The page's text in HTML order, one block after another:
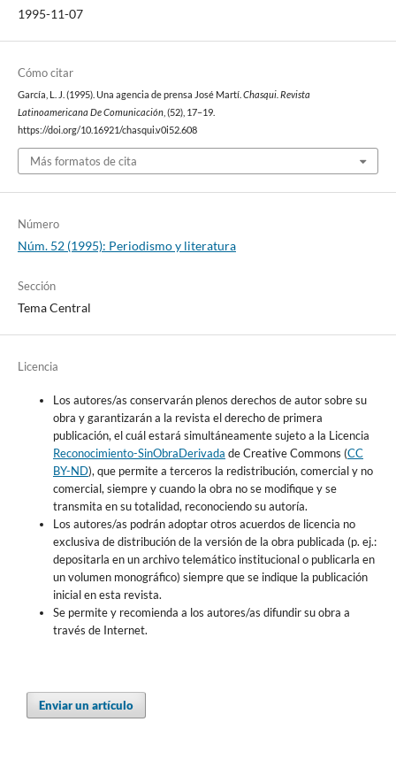
1995-11-07
Cómo citar
García, L. J. (1995). Una agencia de prensa José Martí. Chasqui. Revista
Latinoamericana De Comunicación, (52), 17–19.
https://doi.org/10.16921/chasqui.v0i52.608
Más formatos de cita
Número
Núm. 52 (1995): Periodismo y literatura
Sección
Tema Central
Licencia
Los autores/as conservarán plenos derechos de autor sobre su
obra y garantizarán a la revista el derecho de primera
publicación, el cuál estará simultáneamente sujeto a la Licencia
Reconocimiento-SinObraDerivada de Creative Commons (CC
BY-ND), que permite a terceros la redistribución, comercial y no
comercial, siempre y cuando la obra no se modifique y se
transmita en su totalidad, reconociendo su autoría.
Los autores/as podrán adoptar otros acuerdos de licencia no
exclusiva de distribución de la versión de la obra publicada (p. ej.:
depositarla en un archivo telemático institucional o publicarla en
un volumen monográfico) siempre que se indique la publicación
inicial en esta revista.
Se permite y recomienda a los autores/as difundir su obra a
través de Internet.
Enviar un artículo